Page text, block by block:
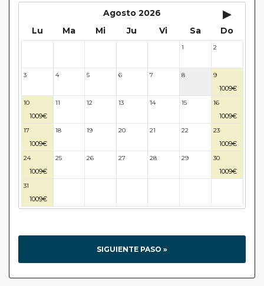
Agosto 2026
▸
Lu Ma Mi Ju Vi Sa Do
1 2
3 4 5 6 7 8 9
1009€
10
1009€
11 12 13 14 15 16
1009€
17
1009€
18 19 20 21 22 23
1009€
24
1009€
25 26 27 28 29 30
1009€
31
1009€
SIGUIENTE PASO »